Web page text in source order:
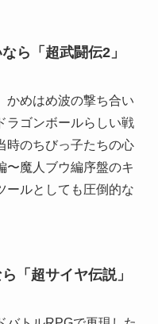
ら「超武闘伝2」
かめはめ波の撃ち合い
ラゴンボールらしい戦
時のちびっ子たちの心
〜魔人ブウ編序盤のキ
ールとしても圧倒的な
「超サイヤ伝説」